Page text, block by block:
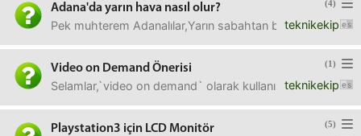
(4)
Adana'da yarın hava nasıl olur?
teknikekip
Pek muhterem Adanalılar,Yarın sabahtan bir günlüğüne
(1)
Video on Demand Önerisi
teknikekip
Selamlar,`video on demand` olarak kullanılacak 1 TB'ye
(5)
Playstation3 için LCD Monitör